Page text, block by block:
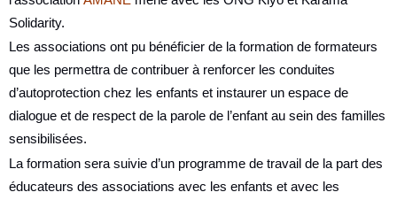
Solidarity.
Les associations ont pu bénéficier de la formation de formateurs
que les permettra de contribuer à renforcer les conduites
d’autoprotection chez les enfants et instaurer un espace de
dialogue et de respect de la parole de l’enfant au sein des familles
sensibilisées.
La formation sera suivie d’un programme de travail de la part des
éducateurs des associations avec les enfants et avec les